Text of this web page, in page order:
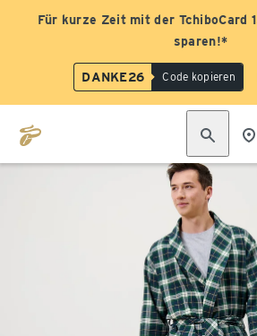
Für kurze Zeit mit der TchiboCard
sparen!*
DANKE26 Code kopieren